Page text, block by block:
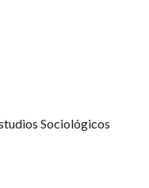
Sociológicos